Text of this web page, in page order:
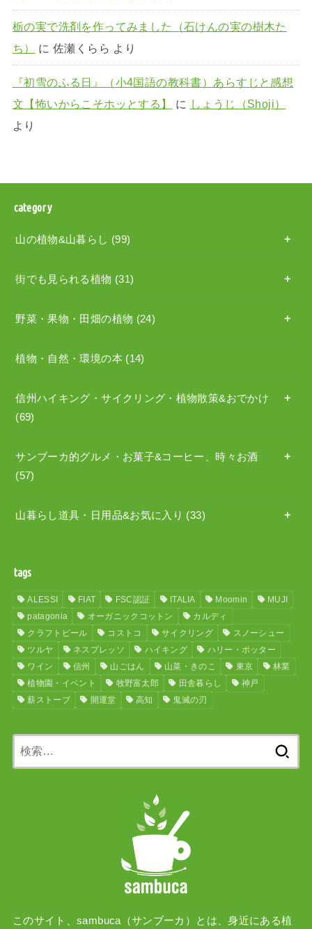
栃の実で洗剤を作ってみました（石けんの実の樹木た
ち）
に 佐瀬くらら より
『初雪のふる日』（小4国語の教科書）あらすじと感想
文【怖いからこそホッとする】
に しょうじ（Shoji）
より
category
山の植物&山暮らし (99)
街でも見られる植物 (31)
野菜・果物・田畑の植物 (24)
植物・自然・環境の本 (14)
信州ハイキング・サイクリング・植物散策&おでかけ
(69)
サンブーカ的グルメ・お菓子&コーヒー、時々お酒
(57)
山暮らし道具・日用品&お気に入り (33)
tags
ALESSI FIAT FSC認証 ITALIA Moomin
MUJI
patagonia
オーガニックコットン
カルディ
クラフトビール
コストコ サイクリング
スノーシュー
ツルヤ
ネスプレッソ ハイキング
ハリー・ポッター
ワイン
信州 山ごはん 山菜・きのこ 東京
林業
植物園・イベント
牧野富太郎 田舎暮らし
神戸
薪ストーブ
開運堂 高知 鬼滅の刃
このサイト、sambuca（サンブーカ）とは、身近にある植